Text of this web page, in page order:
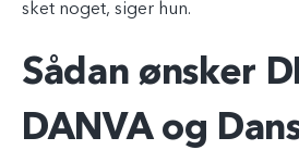
sket noget, siger hun.
Sådan ønsker
DANVA og